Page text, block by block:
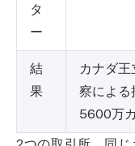
タ
ー
結
果
カナダ王
察による
5600万